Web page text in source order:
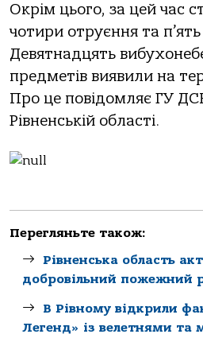
Окрім цього, за цей час
чотири отруєння та
Девятнадцять
предметів виявили на
Про це повідомляє ГУ
Рівненській області.
Перегляньте також:
Рівненська область
добровільний пожежний
В Рівному відкрили
Легенд» із велетнями та